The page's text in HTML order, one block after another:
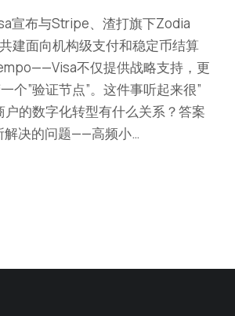
宣布与Stripe、渣打旗下Zodia
建面向机构级支付和稳定币结算
不仅提供战略支持，更
个”验证节点”。这件事听起来很”
户的数字化转型有什么关系？答案
解决的问题——高频小…